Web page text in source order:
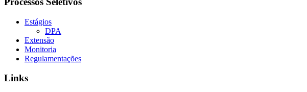
Estágios
DPA
Extensão
Monitoria
Regulamentações
Links